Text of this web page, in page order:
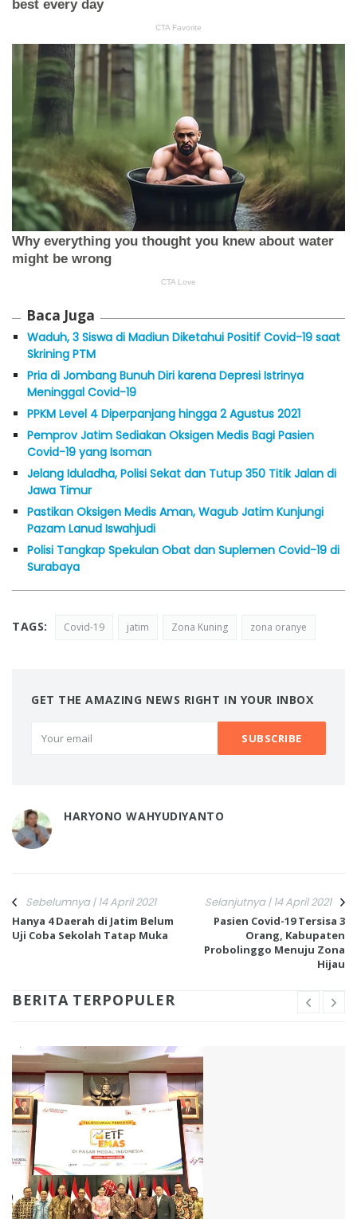
Baca Juga
Waduh, 3 Siswa di Madiun Diketahui Positif Covid-19 saat
Skrining PTM
Pria di Jombang Bunuh Diri karena Depresi Istrinya
Meninggal Covid-19
PPKM Level 4 Diperpanjang hingga 2 Agustus 2021
Pemprov Jatim Sediakan Oksigen Medis Bagi Pasien
Covid-19 yang Isoman
Jelang Iduladha, Polisi Sekat dan Tutup 350 Titik Jalan di
Jawa Timur
Pastikan Oksigen Medis Aman, Wagub Jatim Kunjungi
Pazam Lanud Iswahjudi
Polisi Tangkap Spekulan Obat dan Suplemen Covid-19 di
Surabaya
TAGS: Covid-19 jatim Zona Kuning zona oranye
GET THE AMAZING NEWS RIGHT IN YOUR INBOX
HARYONO WAHYUDIYANTO
Sebelumnya | 14 April 2021
Hanya 4 Daerah di Jatim Belum
Uji Coba Sekolah Tatap Muka
Selanjutnya | 14 April 2021
Pasien Covid-19 Tersisa 3
Orang, Kabupaten
Probolinggo Menuju Zona
Hijau
BERITA TERPOPULER